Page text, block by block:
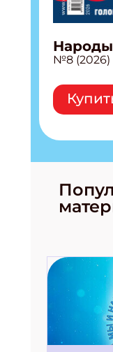
№8 (2026)